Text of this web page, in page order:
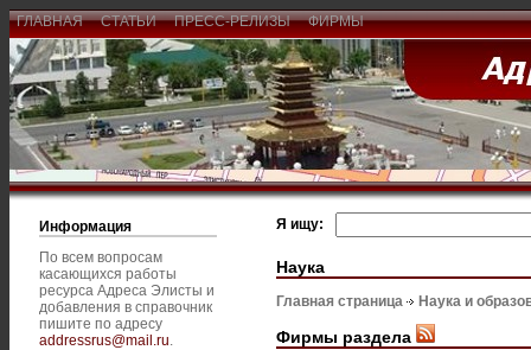
ГЛАВНАЯ СТАТЬИ ПРЕСС-РЕЛИЗЫ ФИРМЫ
Информация
По всем вопросам
касающихся работы
ресурса Адреса Элисты и
добавления в справочник
пишите по адресу
addressrus@mail.ru.
Я ищу:
Наука
Главная страница Наука и
Фирмы раздела